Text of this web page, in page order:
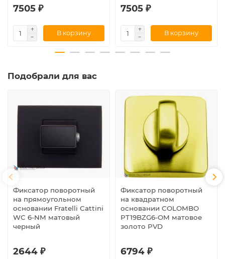
7505 ₽
В корзину
7505 ₽
В корзину
Подобрали для вас
Фиксатор поворотный
на прямоугольном
основании Fratelli Cattini
WC 6-NM матовый
черный
2644 ₽
Фиксатор поворотный
на квадратном
основании COLOMBO
PT19BZG6-OM матовое
золото PVD
6794 ₽